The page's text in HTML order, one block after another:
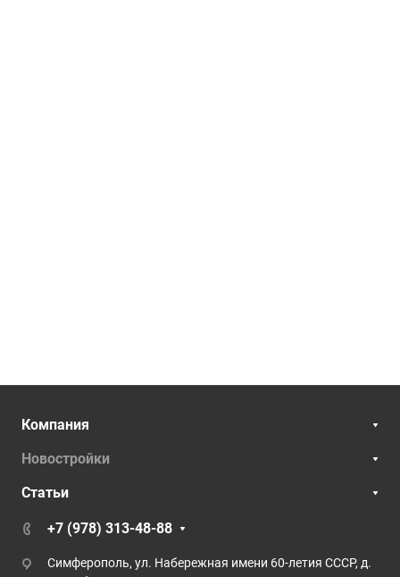
Компания
Новостройки
Статьи
+7 (978) 313-48-88
Симферополь, ул. Набережная имени 60-летия СССР, д.